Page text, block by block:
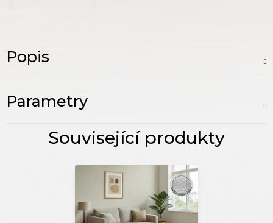
Popis
Parametry